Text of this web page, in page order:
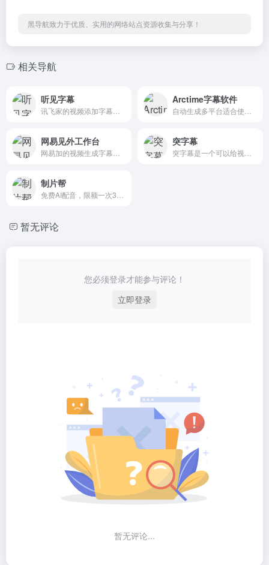
黑导航致力于优质、实用的网络站点资源收集与分享！
相关导航
听见字幕 Arctime字幕软件
网易见外工作台 突字幕
制片帮
暂无评论
您必须登录才能参与评论！
立即登录
暂无评论...